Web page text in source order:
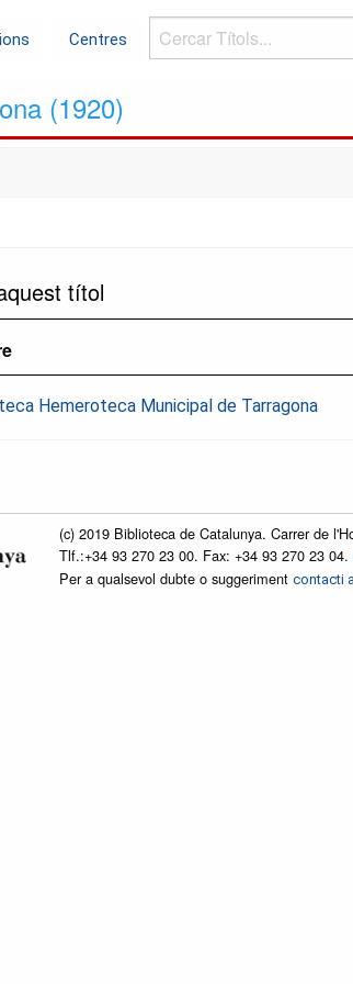
Centres
Cercar
Títols...
(1920)
títol
Hemeroteca Municipal de Tarragona
(c) 2019 Biblioteca de Catalunya. Carrer de
Tlf.:+34 93 270 23 00. Fax: +34 93 270 23 04.
Per a qualsevol dubte o suggeriment contacti